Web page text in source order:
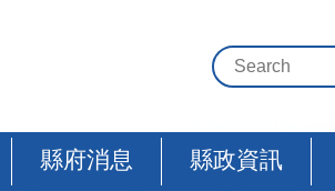
縣府消息 縣政資訊